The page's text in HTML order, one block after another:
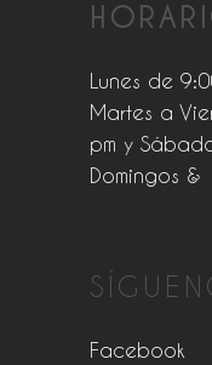
Lunes de
Martes a
pm y
Domingos
Facebook